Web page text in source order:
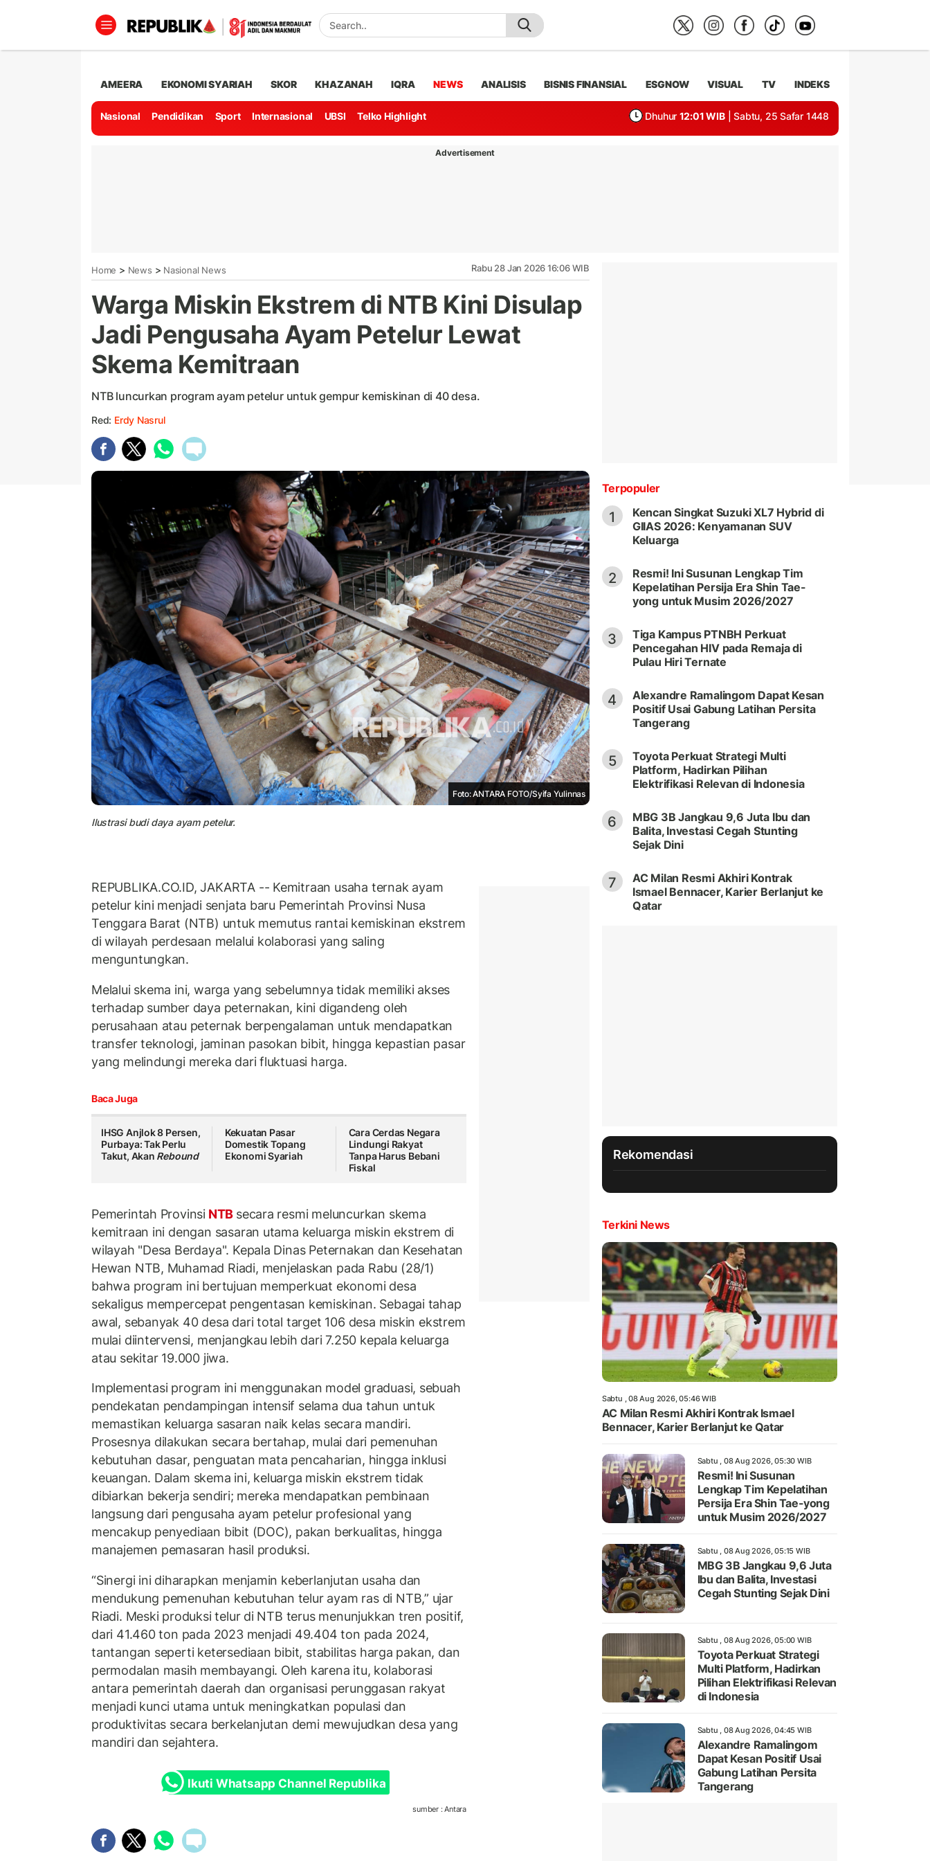
AMEERA EKONOMI SYARIAH SKOR KHAZANAH IQRA NEWS ANALISIS BISNIS FINANSIAL ESGNOW VISUAL TV INDEKS
Nasional Pendidikan Sport Internasional UBSI Telko Highlight Dhuhur 12:01 WIB | Sabtu, 25 Safar 1448
Advertisement
Home > News > Nasional News Rabu 28 Jan 2026 16:06 WIB
Warga Miskin Ekstrem di NTB Kini Disulap
Jadi Pengusaha Ayam Petelur Lewat
Skema Kemitraan
NTB luncurkan program ayam petelur untuk gempur kemiskinan di 40 desa.
Red: Erdy Nasrul
Foto: ANTARA FOTO/Syifa Yulinnas
Ilustrasi budi daya ayam petelur.
REPUBLIKA.CO.ID, JAKARTA -- Kemitraan usaha ternak ayam
petelur kini menjadi senjata baru Pemerintah Provinsi Nusa
Tenggara Barat (NTB) untuk memutus rantai kemiskinan ekstrem
di wilayah perdesaan melalui kolaborasi yang saling
menguntungkan.
Melalui skema ini, warga yang sebelumnya tidak memiliki akses
terhadap sumber daya peternakan, kini digandeng oleh
perusahaan atau peternak berpengalaman untuk mendapatkan
transfer teknologi, jaminan pasokan bibit, hingga kepastian pasar
yang melindungi mereka dari fluktuasi harga.
Baca Juga
IHSG Anjlok 8 Persen,
Purbaya: Tak Perlu
Takut, Akan Rebound
Kekuatan Pasar
Domestik Topang
Ekonomi Syariah
Cara Cerdas Negara
Lindungi Rakyat
Tanpa Harus Bebani
Fiskal
Pemerintah Provinsi NTB secara resmi meluncurkan skema
kemitraan ini dengan sasaran utama keluarga miskin ekstrem di
wilayah "Desa Berdaya". Kepala Dinas Peternakan dan Kesehatan
Hewan NTB, Muhamad Riadi, menjelaskan pada Rabu (28/1)
bahwa program ini bertujuan memperkuat ekonomi desa
sekaligus mempercepat pengentasan kemiskinan. Sebagai tahap
awal, sebanyak 40 desa dari total target 106 desa miskin ekstrem
mulai diintervensi, menjangkau lebih dari 7.250 kepala keluarga
atau sekitar 19.000 jiwa.
Implementasi program ini menggunakan model graduasi, sebuah
pendekatan pendampingan intensif selama dua tahun untuk
memastikan keluarga sasaran naik kelas secara mandiri.
Prosesnya dilakukan secara bertahap, mulai dari pemenuhan
kebutuhan dasar, penguatan mata pencaharian, hingga inklusi
keuangan. Dalam skema ini, keluarga miskin ekstrem tidak
dibiarkan bekerja sendiri; mereka mendapatkan pembinaan
langsung dari pengusaha ayam petelur profesional yang
mencakup penyediaan bibit (DOC), pakan berkualitas, hingga
manajemen pemasaran hasil produksi.
“Sinergi ini diharapkan menjamin keberlanjutan usaha dan
mendukung pemenuhan kebutuhan telur ayam ras di NTB,” ujar
Riadi. Meski produksi telur di NTB terus menunjukkan tren positif,
dari 41.460 ton pada 2023 menjadi 49.404 ton pada 2024,
tantangan seperti ketersediaan bibit, stabilitas harga pakan, dan
permodalan masih membayangi. Oleh karena itu, kolaborasi
antara pemerintah daerah dan organisasi perunggasan rakyat
menjadi kunci utama untuk meningkatkan populasi dan
produktivitas secara berkelanjutan demi mewujudkan desa yang
mandiri dan sejahtera.
Ikuti Whatsapp Channel Republika
sumber : Antara
Terpopuler
1
Kencan Singkat Suzuki XL7 Hybrid di
GIIAS 2026: Kenyamanan SUV
Keluarga
2
Resmi! Ini Susunan Lengkap Tim
Kepelatihan Persija Era Shin Tae-
yong untuk Musim 2026/2027
3
Tiga Kampus PTNBH Perkuat
Pencegahan HIV pada Remaja di
Pulau Hiri Ternate
4
Alexandre Ramalingom Dapat Kesan
Positif Usai Gabung Latihan Persita
Tangerang
5
Toyota Perkuat Strategi Multi
Platform, Hadirkan Pilihan
Elektrifikasi Relevan di Indonesia
6
MBG 3B Jangkau 9,6 Juta Ibu dan
Balita, Investasi Cegah Stunting
Sejak Dini
7
AC Milan Resmi Akhiri Kontrak
Ismael Bennacer, Karier Berlanjut ke
Qatar
Rekomendasi
Terkini News
Sabtu , 08 Aug 2026, 05:46 WIB
AC Milan Resmi Akhiri Kontrak Ismael
Bennacer, Karier Berlanjut ke Qatar
Sabtu , 08 Aug 2026, 05:30 WIB
Resmi! Ini Susunan
Lengkap Tim Kepelatihan
Persija Era Shin Tae-yong
untuk Musim 2026/2027
Sabtu , 08 Aug 2026, 05:15 WIB
MBG 3B Jangkau 9,6 Juta
Ibu dan Balita, Investasi
Cegah Stunting Sejak Dini
Sabtu , 08 Aug 2026, 05:00 WIB
Toyota Perkuat Strategi
Multi Platform, Hadirkan
Pilihan Elektrifikasi Relevan
di Indonesia
Sabtu , 08 Aug 2026, 04:45 WIB
Alexandre Ramalingom
Dapat Kesan Positif Usai
Gabung Latihan Persita
Tangerang